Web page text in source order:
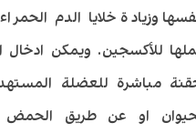
وزيادة خلايا الدم
للأكسجين. ويمكن ادخال
مباشرة للعضلة
او عن طريق الحمض